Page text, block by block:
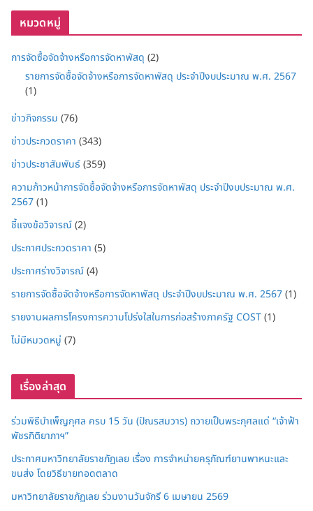
หมวดหมู่
การจัดซื้อจัดจ้างหรือการจัดหาพัสดุ (2)
รายการจัดซื้อจัดจ้างหรือการจัดหาพัสดุ ประจำปีงบประมาณ พ.ศ. 2567
(1)
ข่าวกิจกรรม (76)
ข่าวประกวดราคา (343)
ข่าวประชาสัมพันธ์(359)
ความก้าวหน้าการจัดซื้อจัดจ้างหรือการจัดหาพัสดุ ประจำปีงบประมาณ พ.ศ.
2567(1)
ชี้แจงข้อวิจารณ์(2)
ประกาศประกวดราคา (5)
ประกาศร่างวิจารณ์(4)
รายการจัดซื้อจัดจ้างหรือการจัดหาพัสดุ ประจำปีงบประมาณ พ.ศ. 2567(1)
รายงานผลการโครงการความโปร่งใสในการก่อสร้างภาครัฐ COST(1)
ไม่มีหมวดหมู่ (7)
เรื่องล่าสุด
ร่วมพิธีบำเพ็ญกุศล ครบ 15 วัน (ปัณรสมวาร) ถวายเป็นพระกุศลแด่ “เจ้าฟ้า
พัชรกิติยาภาฯ”
ประกาศมหาวิทยาลัยราชภัฏเลย เรื่อง การจำหน่ายครุภัณฑ์ยานพาหนะและ
ขนส่ง โดยวิธีขายทอดตลาด
มหาวิทยาลัยราชภัฏเลย ร่วมงานวันจักรี 6 เมษายน 2569